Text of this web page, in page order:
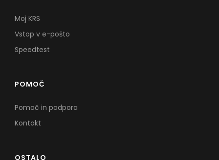
Moj KRS
Vstop v e-pošto
Speedtest
POMOČ
Pomoč in podpora
Kontakt
OSTALO